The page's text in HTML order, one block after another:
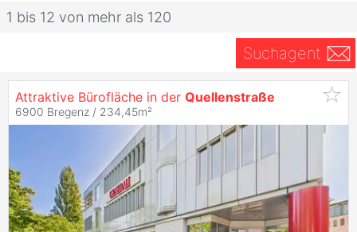
1 bis 12 von mehr als 120
Suchagent
Attraktive Bürofläche in der Quellenstraße
6900 Bregenz / 234,45m²